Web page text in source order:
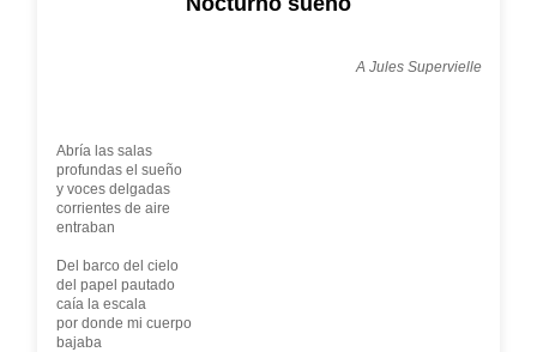
A Jules Supervielle
Abría las salas
profundas el sueño
y voces delgadas
corrientes de aire
entraban
Del barco del cielo
del papel pautado
caía la escala
por donde mi cuerpo
bajaba